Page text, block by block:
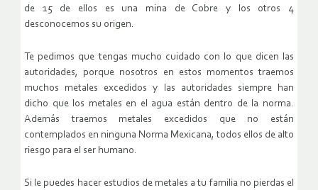
de 15 de ellos es una mina de Cobre y los otros 4
desconocemos su origen.
Te pedimos que tengas mucho cuidado con lo que dicen las
autoridades, porque nosotros en estos momentos traemos
muchos metales excedidos y las autoridades siempre han
dicho que los metales en el agua están dentro de la norma.
Además traemos metales excedidos que no están
contemplados en ninguna Norma Mexicana, todos ellos de alto
riesgo para el ser humano.
Si le puedes hacer estudios de metales a tu familia no pierdas el